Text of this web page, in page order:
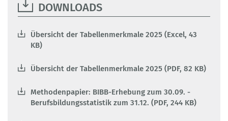
DOWNLOADS
Übersicht der Tabellenmerkmale 2025 (Excel, 43
KB)
Übersicht der Tabellenmerkmale 2025 (PDF, 82 KB)
Methodenpapier: BIBB-Erhebung zum 30.09. -
Berufsbildungsstatistik zum 31.12. (PDF, 244 KB)